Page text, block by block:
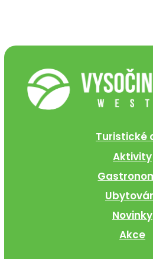
Turistické
Aktivity
Novinky
Akce